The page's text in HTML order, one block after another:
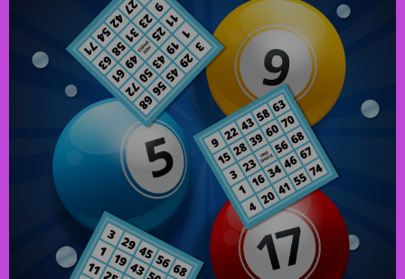
BINGO MATERIAAL
Als suggestie in ons aanbod vindt u nu ook alle materiaal
voor een echte Bingo. U kan zelf de bingo doen en het
materiaal huren bij ons.